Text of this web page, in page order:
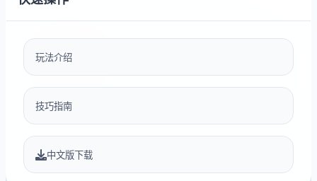
玩法介绍
技巧指南
中文版下载